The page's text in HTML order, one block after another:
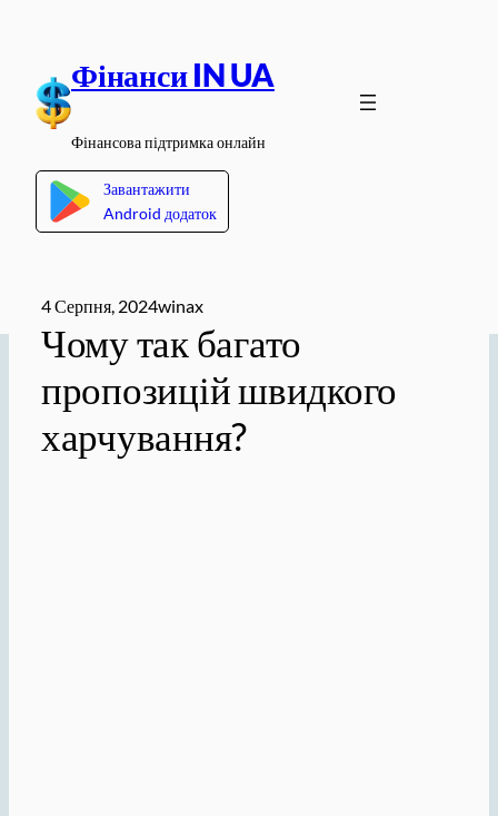
вмісту
Фінанси IN UA
Фінансова підтримка онлайн
Завантажити
Android додаток
4 Серпня, 2024winax
Чому так багато
пропозицій швидкого
харчування?